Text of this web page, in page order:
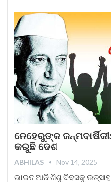
ନେହେରୁଙ୍କ
କରୁଛି ଦେଶ
ABHILAS Nov 14, 2025
ଭାରତ ଆଜି ଶିଶୁ ଦିବସକୁ ଉତ୍ସାହ